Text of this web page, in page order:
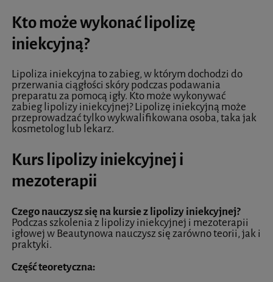
Kto może wykonać lipolizę
iniekcyjną?
Lipoliza iniekcyjna to zabieg, w którym dochodzi do
przerwania ciągłości skóry podczas podawania
preparatu za pomocą igły. Kto może wykonywać
zabieg lipolizy iniekcyjnej? Lipolizę iniekcyjną może
przeprowadzać tylko wykwalifikowana osoba, taka jak
kosmetolog lub lekarz.
Kurs lipolizy iniekcyjnej i
mezoterapii
Czego nauczysz się na kursie z lipolizy iniekcyjnej?
Podczas szkolenia z lipolizy iniekcyjnej i mezoterapii
igłowej w Beautynowa nauczysz się zarówno teorii, jak i
praktyki.
Część teoretyczna: